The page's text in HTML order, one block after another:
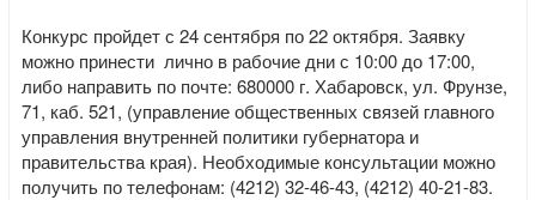
Конкурс пройдет с 24 сентября по 22 октября. Заявку
можно принести лично в рабочие дни с 10:00 до 17:00,
либо направить по почте: 680000 г. Хабаровск, ул. Фрунзе,
71, каб. 521, (управление общественных связей главного
управления внутренней политики губернатора и
правительства края). Необходимые консультации можно
получить по телефонам: (4212) 32-46-43, (4212) 40-21-83.